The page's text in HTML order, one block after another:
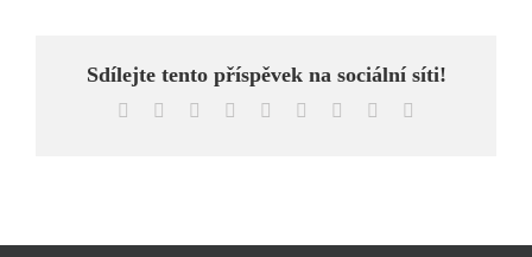
Sdílejte tento příspěvek na sociální síti!
Facebook Reddit LinkedInWhatsApp
TumblrPinterest